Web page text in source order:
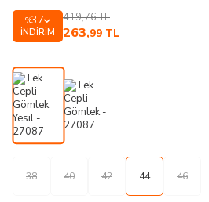
%37
İNDIRIM
419,76TL
263,99 TL
38 40 42 44 46